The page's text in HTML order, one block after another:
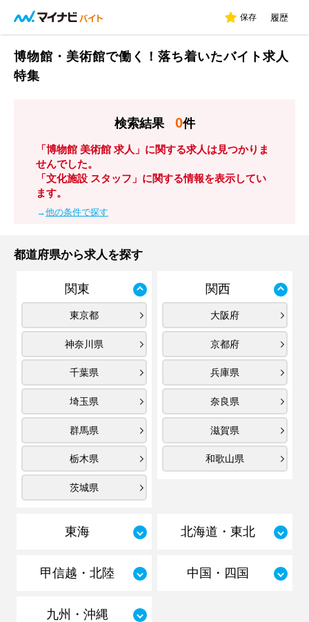
保存 履歴
博物館・美術館で働く！落ち着いたバイト求人
特集
検索結果 0件
「博物館 美術館 求人」に関する求人は見つかりま
せんでした。
「文化施設 スタッフ」に関する情報を表示してい
ます。
→他の条件で探す
都道府県から求人を探す
関東
東京都
神奈川県
千葉県
埼玉県
群馬県
栃木県
茨城県
関西
大阪府
京都府
兵庫県
奈良県
滋賀県
和歌山県
東海 北海道・東北
甲信越・北陸 中国・四国
九州・沖縄